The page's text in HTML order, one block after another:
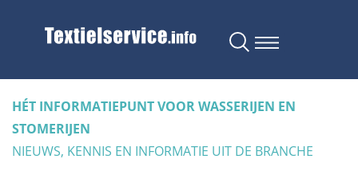
HÉT INFORMATIEPUNT VOOR WASSERIJEN EN
STOMERIJEN
NIEUWS, KENNIS EN INFORMATIE UIT DE BRANCHE